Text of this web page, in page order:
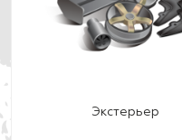
Экстерьер